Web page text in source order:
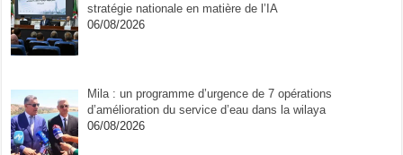
stratégie nationale en matière de l’IA
06/08/2026
Mila : un programme d’urgence de 7 opérations
d’amélioration du service d’eau dans la wilaya
06/08/2026